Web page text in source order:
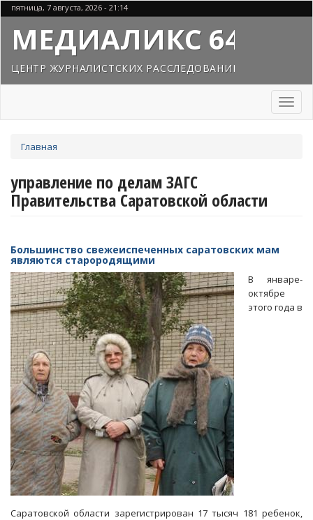
Перейти
к
основному
содержанию
пятница, 7 августа, 2026 - 21:14
МЕДИАЛИКС 64
ЦЕНТР ЖУРНАЛИСТСКИХ РАССЛЕДОВАНИЙ
Toggle
здесь
Главная
управление по делам ЗАГС
Правительства Саратовской области
Большинство свежеиспеченных саратовских мам
являются старородящими
В январе-
октябре
этого года в
Саратовской области зарегистрирован 17 тысяч 181 ребенок,